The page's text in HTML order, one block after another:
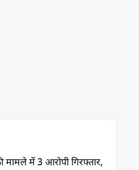
मामले में 3 आरोपी गिरफ्तार,